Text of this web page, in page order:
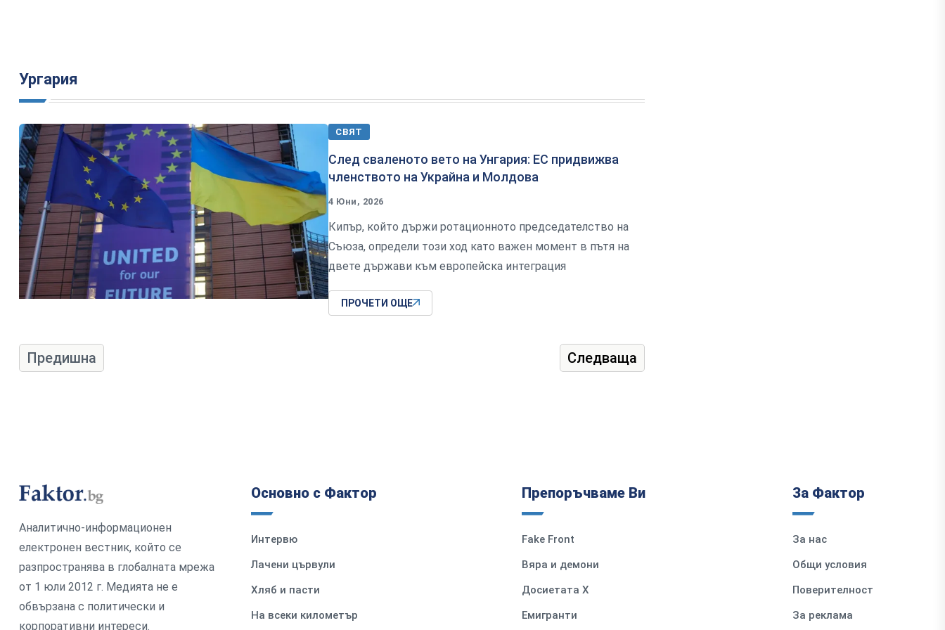
Ургария
СВЯТ
След сваленото вето на Унгария: ЕС придвижва
членството на Украйна и Молдова
4 Юни, 2026
Кипър, който държи ротационното председателство на
Съюза, определи този ход като важен момент в пътя на
двете държави към европейска интеграция
ПРОЧЕТИ ОЩЕ
Предишна Следваща
Аналитично-информационен
електронен вестник, който се
разпространява в глобалната мрежа
от 1 юли 2012 г. Медията не е
обвързана с политически и
корпоративни интереси.
Основно с Фактор
Интервю
Лачени цървули
Хляб и пасти
На всеки километър
Препоръчваме Ви
Fake Front
Вяра и демони
Досиетата Х
Емигранти
За Фактор
За нас
Общи условия
Поверителност
За реклама